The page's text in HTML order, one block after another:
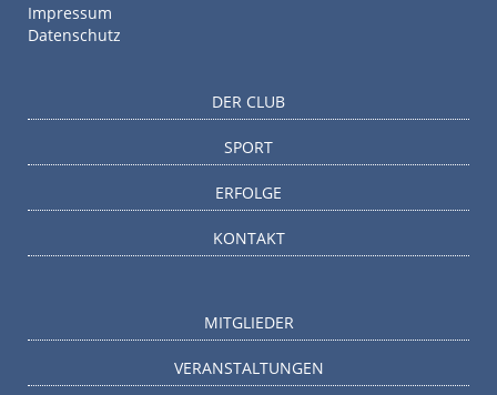
Impressum
Datenschutz
DER CLUB
SPORT
ERFOLGE
KONTAKT
MITGLIEDER
VERANSTALTUNGEN